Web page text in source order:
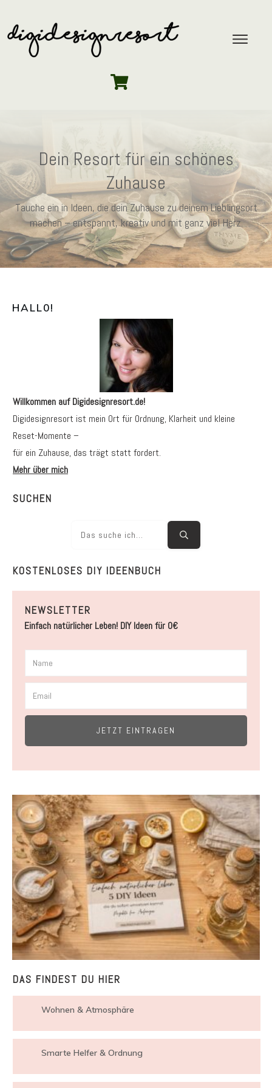
Dein Resort für ein schönes
Zuhause
Tauche ein in Ideen, die dein Zuhause zu deinem Lieblingsort
machen – entspannt, kreativ und mit ganz viel Herz.
HALL0!
Willkommen auf Digidesignresort.de!
Digidesignresort ist mein Ort für Ordnung, Klarheit und kleine
Reset-Momente –
für ein Zuhause, das trägt statt fordert.
Mehr über mich
SUCHEN
KOSTENLOSES DIY IDEENBUCH
NEWSLETTER
Einfach natürlicher Leben! DIY Ideen für 0€
JETZT EINTRAGEN
DAS FINDEST DU HIER
Wohnen & Atmosphäre
Smarte Helfer & Ordnung